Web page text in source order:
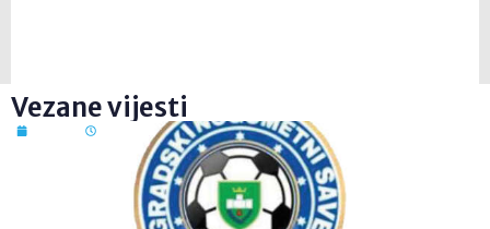
Vezane vijesti